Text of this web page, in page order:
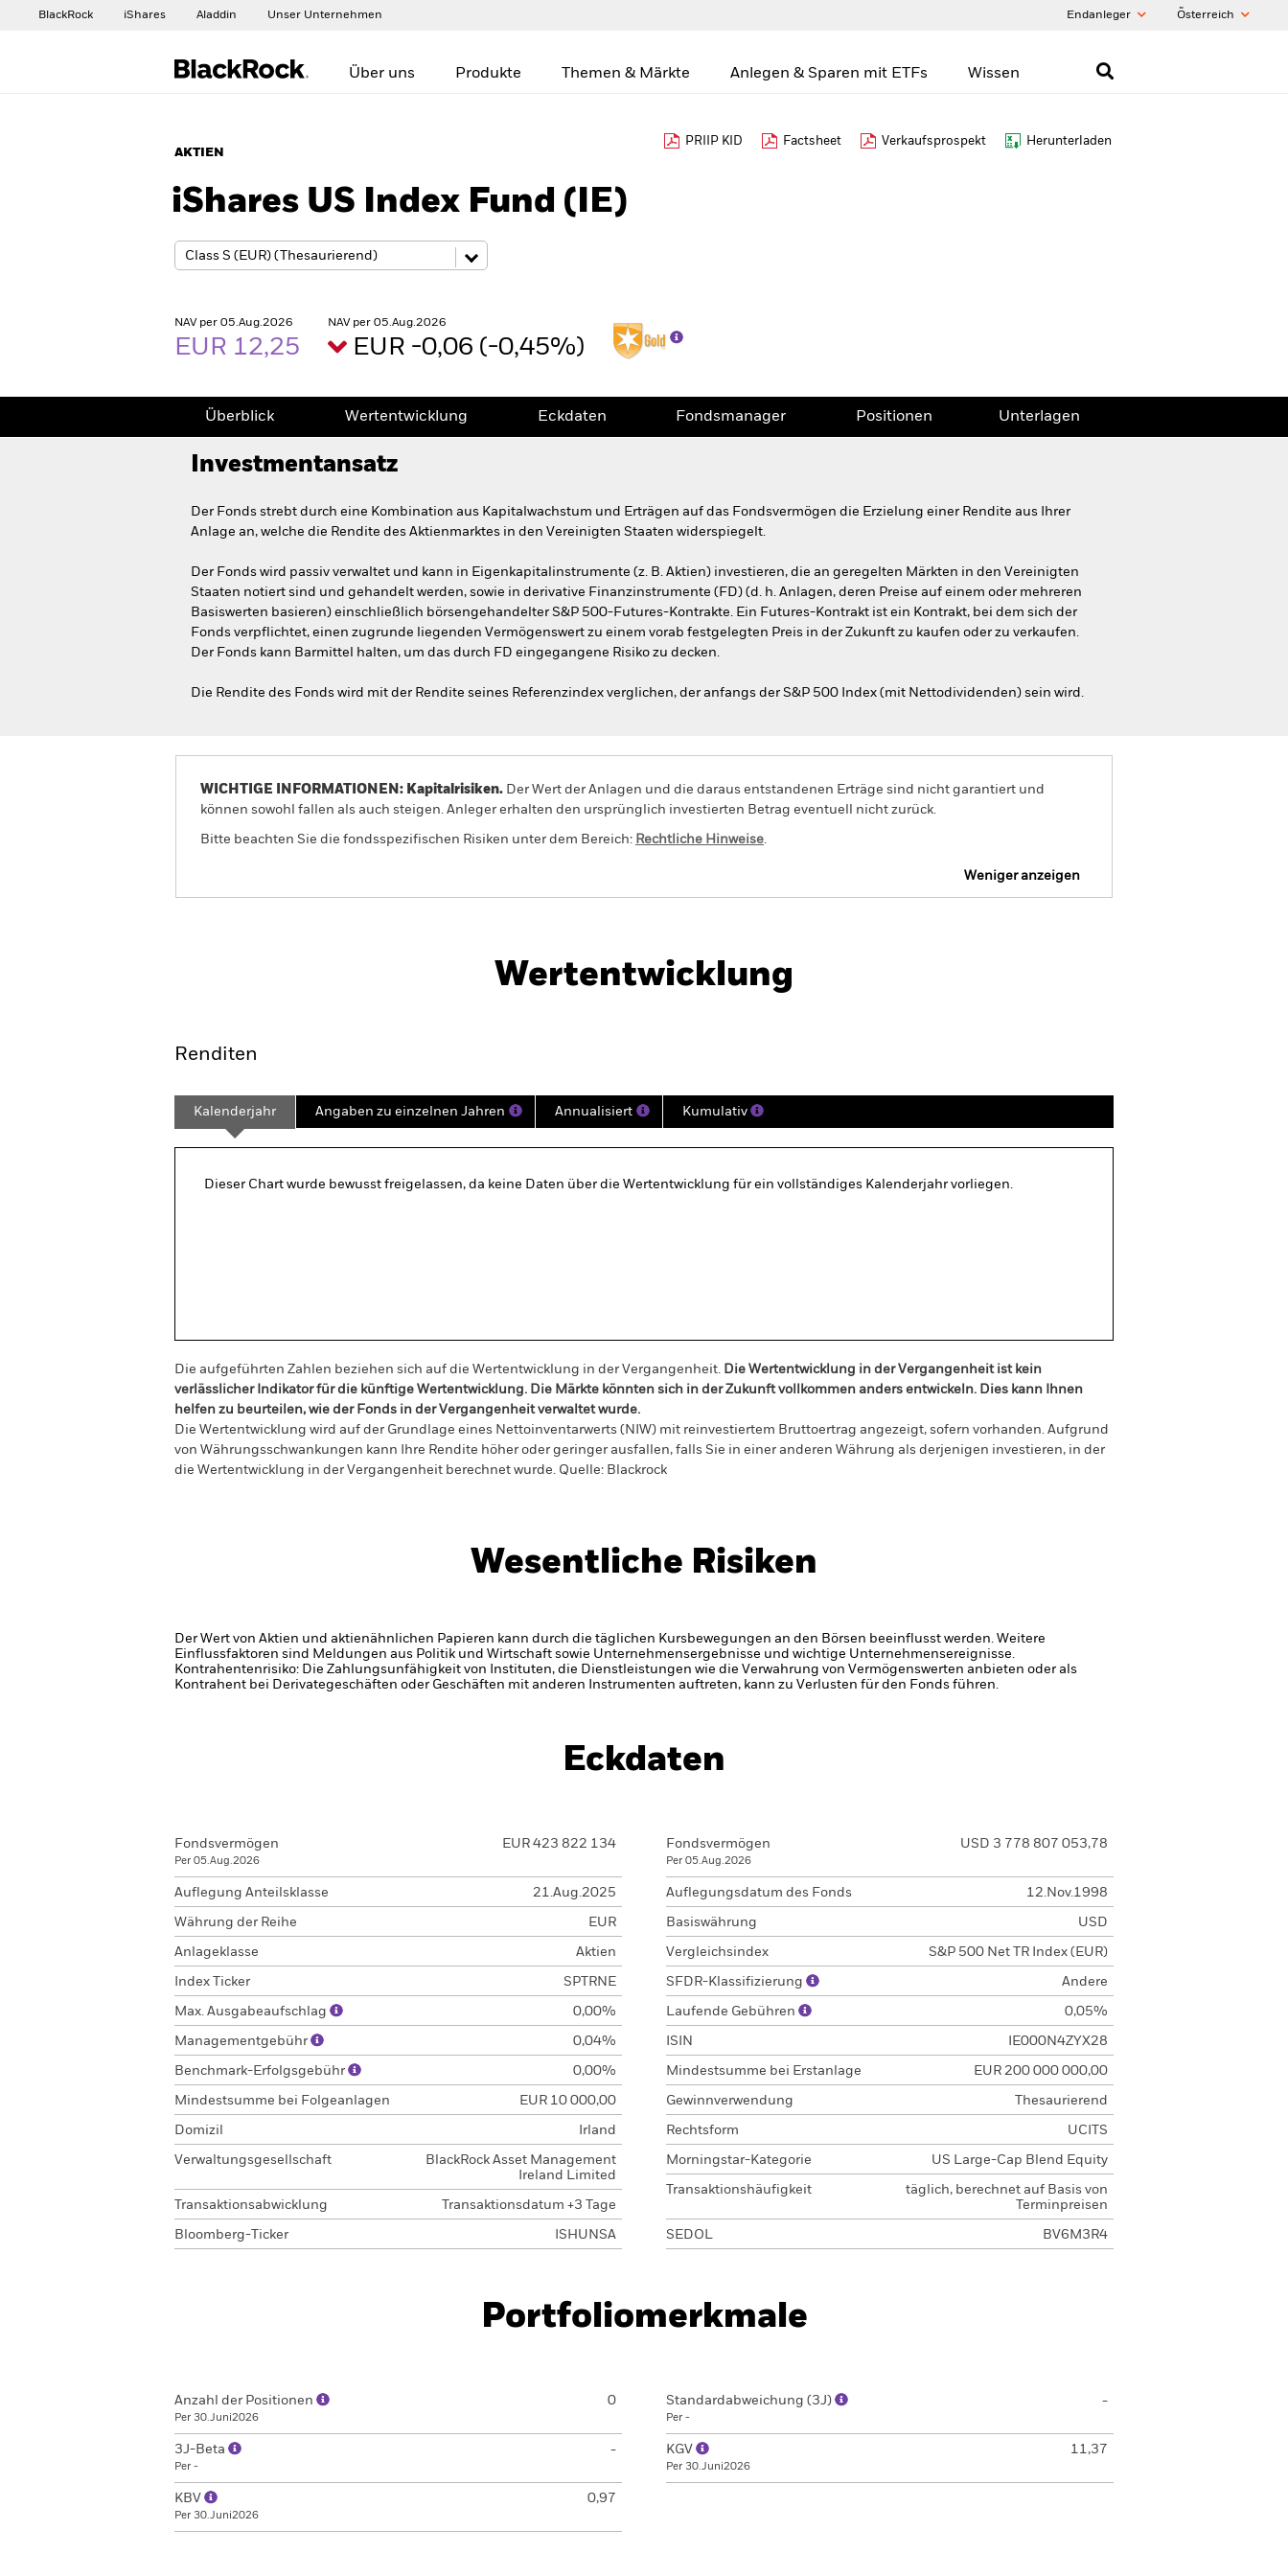
BlackRock iShares Aladdin Unser Unternehmen Endanleger Õsterreich
Über uns Produkte Themen & Märkte Anlegen & Sparen mit ETFs Wissen
AKTIEN
PRIIP KID Factsheet Verkaufsprospekt Herunterladen
iShares US Index Fund (IE)
NAV per 05.Aug.2026
EUR 12,25
NAV per 05.Aug.2026
EUR -0,06 (-0,45%)
Überblick Wertentwicklung Eckdaten Fondsmanager Positionen Unterlagen
Investmentansatz
Der Fonds strebt durch eine Kombination aus Kapitalwachstum und Erträgen auf das Fondsvermögen die Erzielung einer Rendite aus Ihrer
Anlage an, welche die Rendite des Aktienmarktes in den Vereinigten Staaten widerspiegelt.
Der Fonds wird passiv verwaltet und kann in Eigenkapitalinstrumente (z. B. Aktien) investieren, die an geregelten Märkten in den Vereinigten
Staaten notiert sind und gehandelt werden, sowie in derivative Finanzinstrumente (FD) (d. h. Anlagen, deren Preise auf einem oder mehreren
Basiswerten basieren) einschließlich börsengehandelter S&P 500-Futures-Kontrakte. Ein Futures-Kontrakt ist ein Kontrakt, bei dem sich der
Fonds verpflichtet, einen zugrunde liegenden Vermögenswert zu einem vorab festgelegten Preis in der Zukunft zu kaufen oder zu verkaufen.
Der Fonds kann Barmittel halten, um das durch FD eingegangene Risiko zu decken.
Die Rendite des Fonds wird mit der Rendite seines Referenzindex verglichen, der anfangs der S&P 500 Index (mit Nettodividenden) sein wird.
WICHTIGE INFORMATIONEN: Kapitalrisiken. Der Wert der Anlagen und die daraus entstandenen Erträge sind nicht garantiert und
können sowohl fallen als auch steigen. Anleger erhalten den ursprünglich investierten Betrag eventuell nicht zurück.
Bitte beachten Sie die fondsspezifischen Risiken unter dem Bereich: Rechtliche Hinweise.
Weniger anzeigen
Eckdaten Fondsmanager
Wertentwicklung
Renditen
Kalenderjahr Angaben zu einzelnen Jahren Annualisiert Kumulativ
Dieser Chart wurde bewusst freigelassen, da keine Daten über die Wertentwicklung für ein vollständiges Kalenderjahr vorliegen.
Die aufgeführten Zahlen beziehen sich auf die Wertentwicklung in der Vergangenheit. Die Wertentwicklung in der Vergangenheit ist kein
verlässlicher Indikator für die künftige Wertentwicklung. Die Märkte könnten sich in der Zukunft vollkommen anders entwickeln. Dies kann Ihnen
helfen zu beurteilen, wie der Fonds in der Vergangenheit verwaltet wurde.
Die Wertentwicklung wird auf der Grundlage eines Nettoinventarwerts (NIW) mit reinvestiertem Bruttoertrag angezeigt, sofern vorhanden. Aufgrund
von Währungsschwankungen kann Ihre Rendite höher oder geringer ausfallen, falls Sie in einer anderen Währung als derjenigen investieren, in der
die Wertentwicklung in der Vergangenheit berechnet wurde. Quelle: Blackrock
Wesentliche Risiken
Der Wert von Aktien und aktienähnlichen Papieren kann durch die täglichen Kursbewegungen an den Börsen beeinflusst werden. Weitere
Einflussfaktoren sind Meldungen aus Politik und Wirtschaft sowie Unternehmensergebnisse und wichtige Unternehmensereignisse.
Kontrahentenrisiko: Die Zahlungsunfähigkeit von Instituten, die Dienstleistungen wie die Verwahrung von Vermögenswerten anbieten oder als
Kontrahent bei Derivategeschäften oder Geschäften mit anderen Instrumenten auftreten, kann zu Verlusten für den Fonds führen.
Eckdaten
Fondsvermögen
Per 05.Aug.2026
EUR 423 822 134
Auflegung Anteilsklasse 21.Aug.2025
Währung der Reihe EUR
Anlageklasse Aktien
Index Ticker SPTRNE
Max. Ausgabeaufschlag 0,00%
Managementgebühr 0,04%
Benchmark-Erfolgsgebühr 0,00%
Mindestsumme bei Folgeanlagen EUR 10 000,00
Domizil Irland
Verwaltungsgesellschaft
BlackRock Asset Management
Ireland Limited
Transaktionsabwicklung Transaktionsdatum +3 Tage
Bloomberg-Ticker ISHUNSA
Fondsvermögen
Per 05.Aug.2026
USD 3 778 807 053,78
Auflegungsdatum des Fonds 12.Nov.1998
Basiswährung USD
Vergleichsindex S&P 500 Net TR Index (EUR)
SFDR-Klassifizierung Andere
Laufende Gebühren 0,05%
ISIN IE000N4ZYX28
Mindestsumme bei Erstanlage EUR 200 000 000,00
Gewinnverwendung Thesaurierend
Rechtsform UCITS
Morningstar-Kategorie US Large-Cap Blend Equity
Transaktionshäufigkeit
täglich, berechnet auf Basis von
Terminpreisen
SEDOL BV6M3R4
Portfoliomerkmale
Anzahl der Positionen
Per 30.Juni2026
0
3J-Beta
Per -
-
KBV
Per 30.Juni2026
0,97
Standardabweichung (3J)
Per -
-
KGV
Per 30.Juni2026
11,37